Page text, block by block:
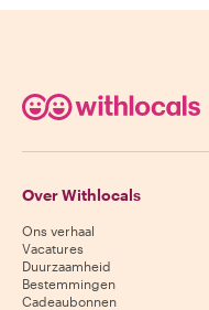
Over Withlocals
Ons verhaal
Vacatures
Duurzaamheid
Bestemmingen
Cadeaubonnen